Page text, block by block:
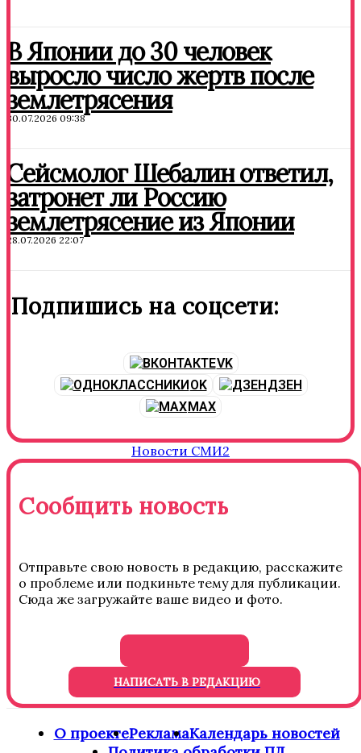
В Японии до 30 человек
выросло число жертв после
землетрясения
30.07.2026 09:38
Сейсмолог Шебалин ответил,
затронет ли Россию
землетрясение из Японии
28.07.2026 22:07
Подпишись на соцсети:
VK
OK
ДЗЕН
MAX
Новости СМИ2
Сообщить новость
Отправьте свою новость в редакцию, расскажите
о проблеме или подкиньте тему для публикации.
Сюда же загружайте ваше видео и фото.
НАПИСАТЬ В РЕДАКЦИЮ
О проектеРекламаКалендарь новостей